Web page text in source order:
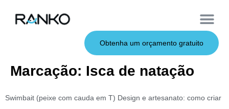
Obtenha um orçamento gratuito
Marcação: Isca de natação
Swimbait (peixe com cauda em T) Design e artesanato: como criar